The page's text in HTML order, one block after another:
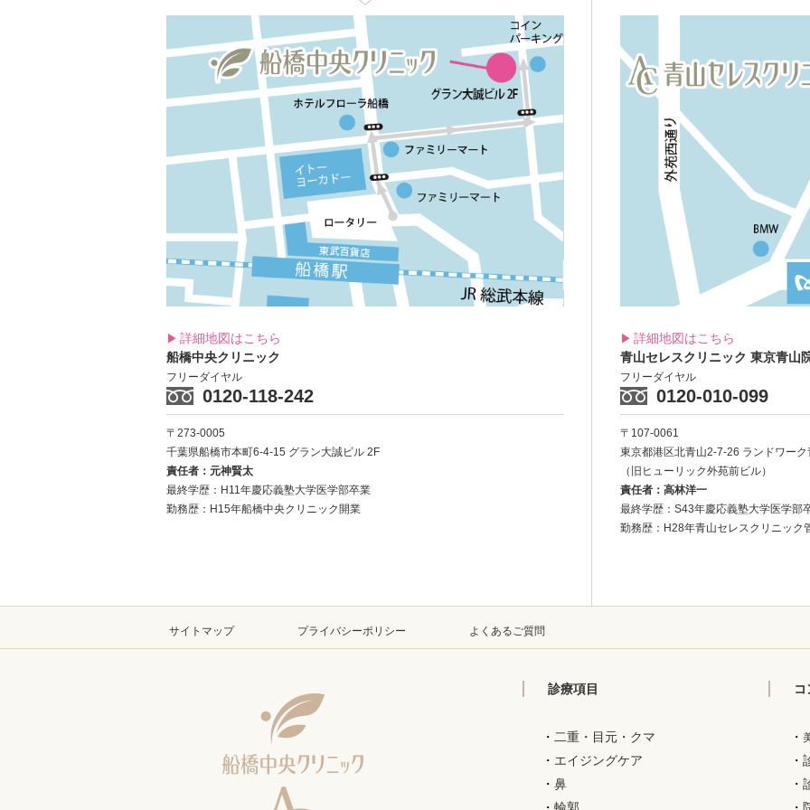
詳細地図はこちら
船橋中央クリニック
フリーダイヤル
0120-118-242
〒273-0005
千葉県船橋市本町6-4-15 グラン大誠ビル 2F
責任者：元神賢太
最終学歴：H11年慶応義塾大学医学部卒業
勤務歴：H15年船橋中央クリニック開業
詳細地図はこちら
青山セレスクリニック 東京青山
フリーダイヤル
0120-010-099
〒107-0061
東京都港区北青山2-7-26 ランドワー
（旧ヒューリック外苑前ビル）
責任者：高林洋一
最終学歴：S43年慶応義塾大学医学部
勤務歴：H28年青山セレスクリニック
サイトマップ プライバシーポリシー よくあるご質問
診療項目
・ 二重・目元・クマ
・ エイジングケア
・ 鼻
・
・
・